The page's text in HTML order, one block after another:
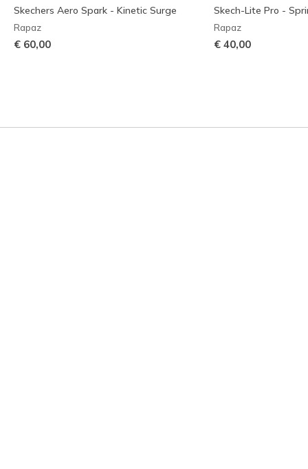
Skechers Aero Spark - Kinetic Surge
Rapaz
€ 60,00
Skech-Lite Pro -
Rapaz
€ 40,00